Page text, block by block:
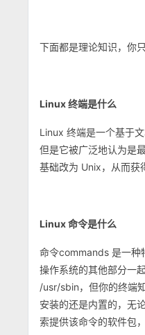
下面都是理论知识，你
Linux 终端是什么
Linux 终端是一个基于
但是它被广泛地认为是
基础改为 Unix，从而获
Linux 命令是什么
命令commands 是一种
操作系统的其他部分一
/usr/sbin，但你的终端
安装的还是内置的，无
索提供该命令的软件包